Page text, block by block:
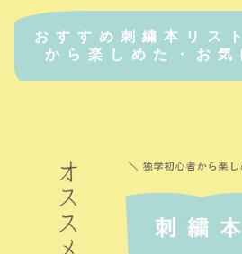
おすすめ刺繍本リス
から楽しめた・お